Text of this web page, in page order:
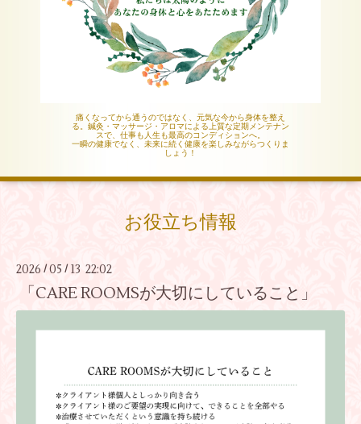
痛くなってから通うのではなく、元気な今から身体を整え
る。鍼灸・マッサージ・アロマによる上質な定期メンテナン
スで、仕事も人生も最高のコンディションへ。
一瞬の健康でなく、未来に続く健康を楽しみながらつくりま
しょう！
お役立ち情報
2026 /05 / 13 22:02
「CARE ROOMSが大切にしていること」